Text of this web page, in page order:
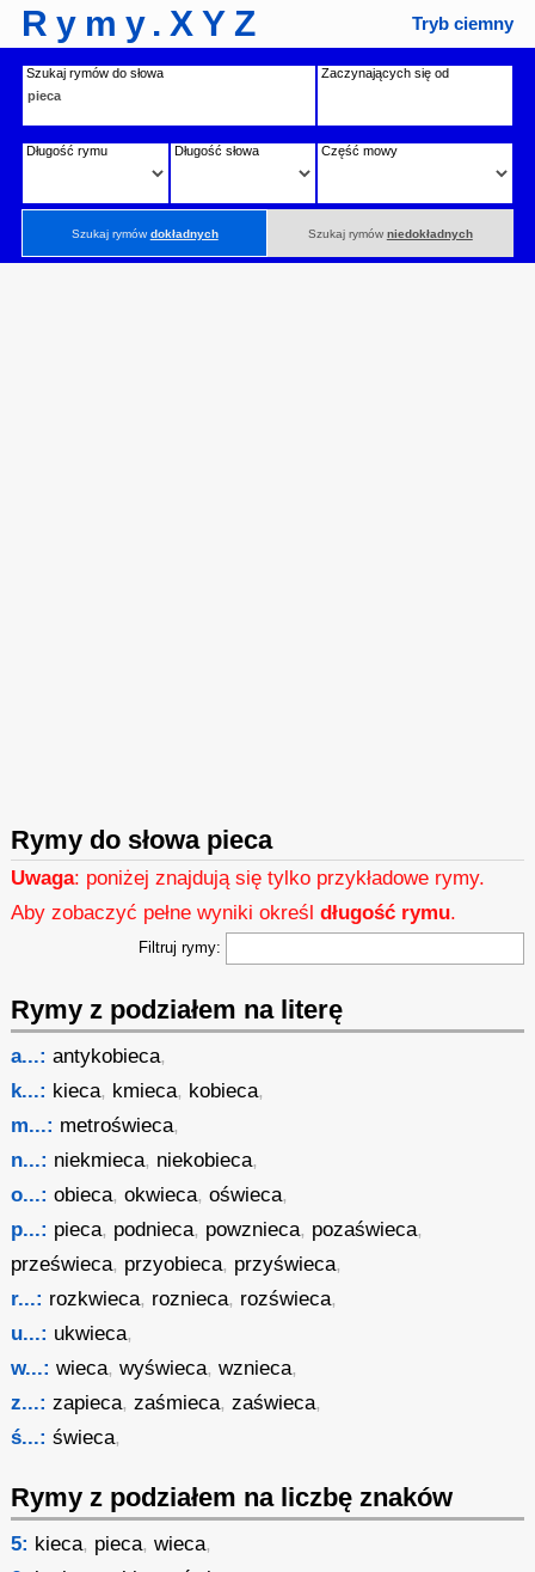
Rymy.XYZ Tryb ciemny
Szukaj rymów do słowa Zaczynających się od
Długość rymu Długość słowa Część mowy
Szukaj rymówdokładnych Szukaj rymów niedokładnych
Rymy do słowa pieca
Uwaga: poniżej znajdują się tylko przykładowe rymy.
Aby zobaczyć pełne wyniki określdługość rymu.
Filtruj rymy:
Rymy z podziałem na literę
a...: antykobieca,
k...: kieca, kmieca, kobieca,
m...: metroświeca,
n...: niekmieca, niekobieca,
o...: obieca,okwieca,oświeca,
p...: pieca, podnieca, powznieca, pozaświeca,
prześwieca, przyobieca, przyświeca,
r...: rozkwieca, roznieca, rozświeca,
u...: ukwieca,
w...: wieca,wyświeca,wznieca,
z...: zapieca,zaśmieca,zaświeca,
ś...: świeca,
Rymy z podziałem na liczbę znaków
5: kieca, pieca,wieca,